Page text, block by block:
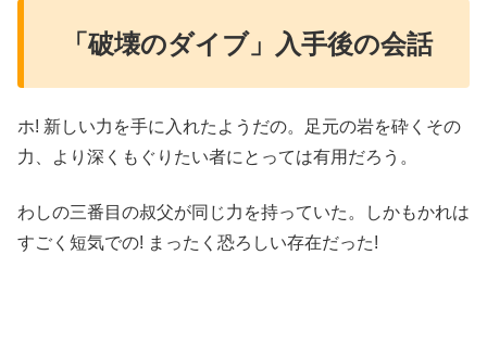
「破壊のダイブ」入手後の会話
ホ! 新しい力を手に入れたようだの。足元の岩を砕くその
力、より深くもぐりたい者にとっては有用だろう。
わしの三番目の叔父が同じ力を持っていた。しかもかれは
すごく短気での! まったく恐ろしい存在だった!